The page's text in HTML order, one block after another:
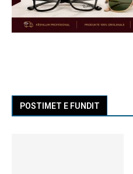
POSTIMET E FUNDIT